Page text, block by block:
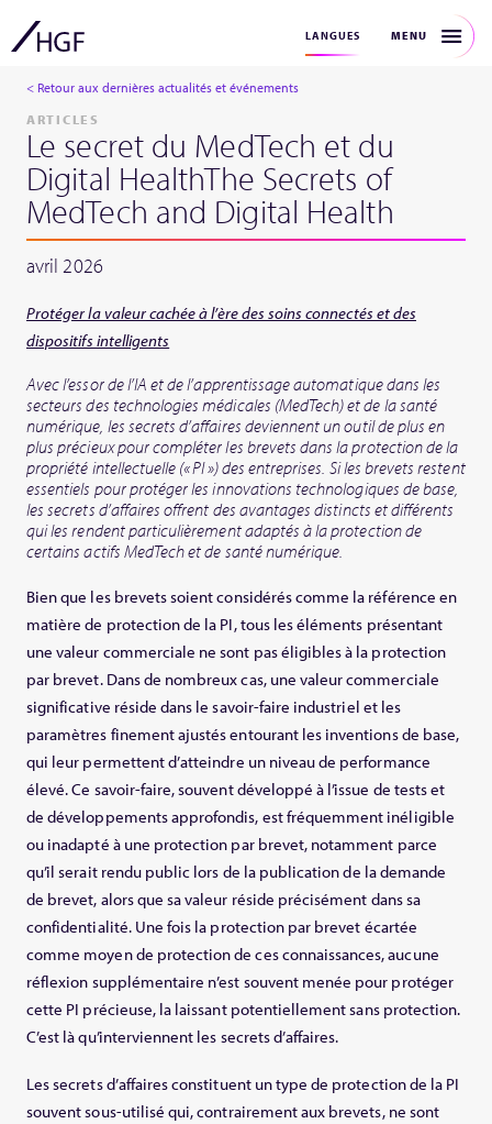
LANGUES MENU
< Retour aux dernières actualités et événements
ARTICLES
Le secret du MedTech et du
Digital HealthThe Secrets of
MedTech and Digital Health
avril 2026
Protéger la valeur cachée à l’ère des soins connectés et des
dispositifs intelligents
Avec l’essor de l’IA et de l’apprentissage automatique dans les
secteurs des technologies médicales (MedTech) et de la santé
numérique, les secrets d’affaires deviennent un outil de plus en
plus précieux pour compléter les brevets dans la protection de la
propriété intellectuelle (« PI ») des entreprises. Si les brevets restent
essentiels pour protéger les innovations technologiques de base,
les secrets d’affaires offrent des avantages distincts et différents
qui les rendent particulièrement adaptés à la protection de
certains actifs MedTech et de santé numérique.
Bien que les brevets soient considérés comme la référence en
matière de protection de la PI, tous les éléments présentant
une valeur commerciale ne sont pas éligibles à la protection
par brevet. Dans de nombreux cas, une valeur commerciale
significative réside dans le savoir‑faire industriel et les
paramètres finement ajustés entourant les inventions de base,
qui leur permettent d’atteindre un niveau de performance
élevé. Ce savoir‑faire, souvent développé à l’issue de tests et
de développements approfondis, est fréquemment inéligible
ou inadapté à une protection par brevet, notamment parce
qu’il serait rendu public lors de la publication de la demande
de brevet, alors que sa valeur réside précisément dans sa
confidentialité. Une fois la protection par brevet écartée
comme moyen de protection de ces connaissances, aucune
réflexion supplémentaire n’est souvent menée pour protéger
cette PI précieuse, la laissant potentiellement sans protection.
C’est là qu’interviennent les secrets d’affaires.
Les secrets d’affaires constituent un type de protection de la PI
souvent sous‑utilisé qui, contrairement aux brevets, ne sont